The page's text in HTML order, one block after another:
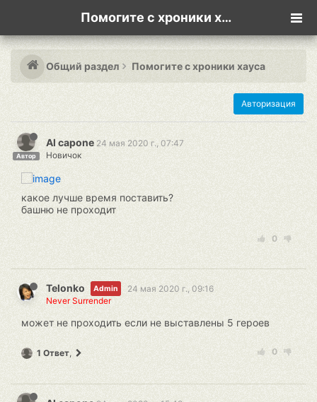
Помогите с хроники хауса
Общий раздел Помогите с хроники хауса
Авторизация
Автор
Al capone 24 мая 2020 г., 07:47
Новичок
какое лучше время поставить?
башню не проходит
0
Telonko Admin
24 мая 2020 г., 09:16
Never Surrender
может не проходить если не выставлены 5 героев
0
1 Ответ,